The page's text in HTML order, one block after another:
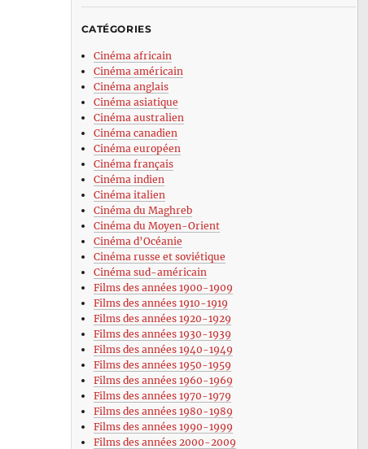
CATÉGORIES
Cinéma africain
Cinéma américain
Cinéma anglais
Cinéma asiatique
Cinéma australien
Cinéma canadien
Cinéma européen
Cinéma français
Cinéma indien
Cinéma italien
Cinéma du Maghreb
Cinéma du Moyen-Orient
Cinéma d’Océanie
Cinéma russe et soviétique
Cinéma sud-américain
Films des années 1900-1909
Films des années 1910-1919
Films des années 1920-1929
Films des années 1930-1939
Films des années 1940-1949
Films des années 1950-1959
Films des années 1960-1969
Films des années 1970-1979
Films des années 1980-1989
Films des années 1990-1999
Films des années 2000-2009